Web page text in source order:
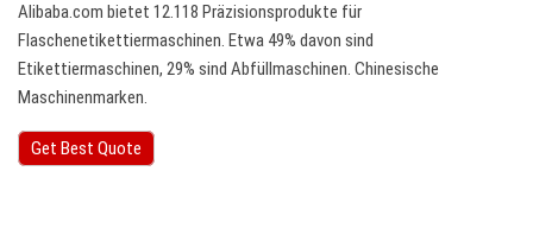
Alibaba.com bietet 12.118 Präzisionsprodukte für
Flaschenetikettiermaschinen. Etwa 49% davon sind
Etikettiermaschinen, 29% sind Abfüllmaschinen. Chinesische
Maschinenmarken.
Get Best Quote